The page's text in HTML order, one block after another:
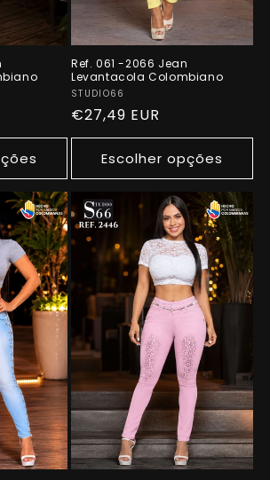
Ref. 061 -2066 Jean
Levantacola Colombiano
Fornecedor:
STUDIO66
Preço
normal
€27,49 EUR
Escolher opções